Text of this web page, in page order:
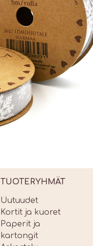
TUOTERYHMÄT
Uutuudet
Kortit ja kuoret
Paperit ja
kartongit